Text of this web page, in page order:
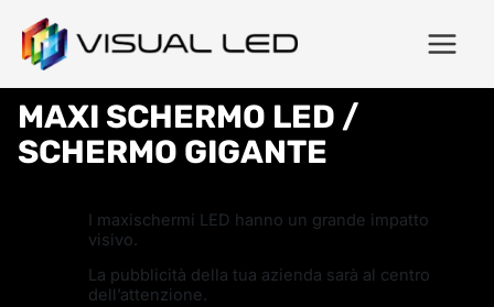
MAXI SCHERMO LED /
SCHERMO GIGANTE
I maxischermi LED hanno un grande impatto
visivo.
La pubblicità della tua azienda sarà al centro
dell’attenzione.